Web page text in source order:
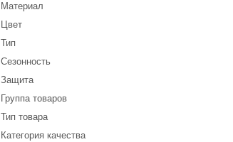
Материал
Цвет
Тип
Сезонность
Защита
Группа товаров
Тип товара
Категория качества